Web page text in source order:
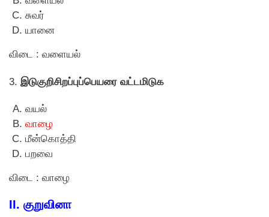
சுவர்
யானை
விடை : வளையல்
3. இடுகுறிசிறப்புப்பெயரை வட்டமிடுக
வயல்
வாழை
மீன்கொத்தி
பறவை
விடை : வாழை
II. குறுவினா